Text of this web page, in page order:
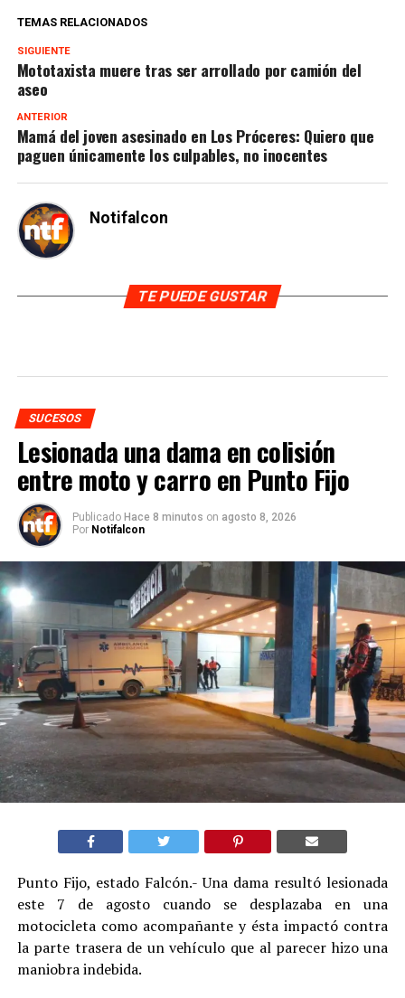
TEMAS RELACIONADOS
SIGUIENTE
Mototaxista muere tras ser arrollado por camión del
aseo
ANTERIOR
Mamá del joven asesinado en Los Próceres: Quiero que
paguen únicamente los culpables, no inocentes
Notifalcon
TE PUEDE GUSTAR
SUCESOS
Lesionada una dama en colisión
entre moto y carro en Punto Fijo
Publicado Hace 8 minutos on agosto 8, 2026
Por Notifalcon
Punto Fijo, estado Falcón.- Una dama resultó lesionada
este 7 de agosto cuando se desplazaba en una
motocicleta como acompañante y ésta impactó contra
la parte trasera de un vehículo que al parecer hizo una
maniobra indebida.